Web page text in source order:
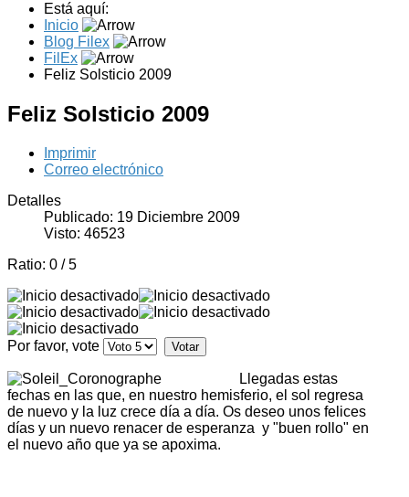
Está aquí:
Inicio
Blog Filex
FilEx
Feliz Solsticio 2009
Feliz Solsticio 2009
Imprimir
Correo electrónico
Detalles
Publicado: 19 Diciembre 2009
Visto: 46523
Ratio: 0 /5
Por favor, vote
Llegadas estas
fechas en las que, en nuestro hemisferio, el sol regresa
de nuevo y la luz crece día a día. Os deseo unos felices
días y un nuevo renacer de esperanza y "buen rollo" en
el nuevo año que ya se apoxima.